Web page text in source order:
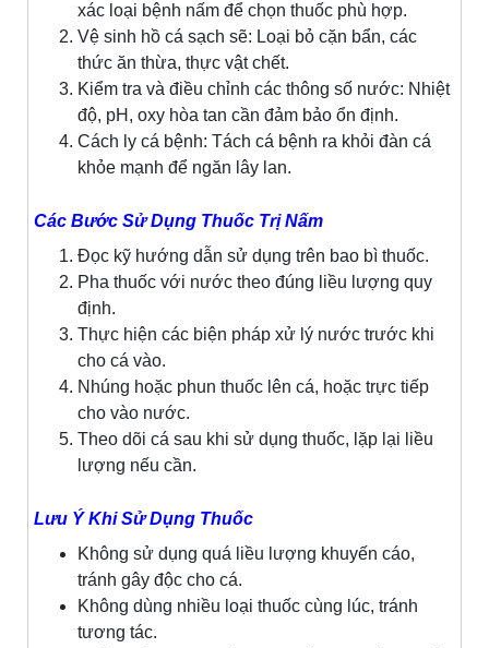
xác loại bệnh nấm để chọn thuốc phù hợp.
Vệ sinh hồ cá sạch sẽ: Loại bỏ cặn bẩn, các
thức ăn thừa, thực vật chết.
Kiểm tra và điều chỉnh các thông số nước: Nhiệt
độ, pH, oxy hòa tan cần đảm bảo ổn định.
Cách ly cá bệnh: Tách cá bệnh ra khỏi đàn cá
khỏe mạnh để ngăn lây lan.
Các Bước Sử Dụng Thuốc Trị Nấm
Đọc kỹ hướng dẫn sử dụng trên bao bì thuốc.
Pha thuốc với nước theo đúng liều lượng quy
định.
Thực hiện các biện pháp xử lý nước trước khi
cho cá vào.
Nhúng hoặc phun thuốc lên cá, hoặc trực tiếp
cho vào nước.
Theo dõi cá sau khi sử dụng thuốc, lặp lại liều
lượng nếu cần.
Lưu Ý Khi Sử Dụng Thuốc
Không sử dụng quá liều lượng khuyến cáo,
tránh gây độc cho cá.
Không dùng nhiều loại thuốc cùng lúc, tránh
tương tác.